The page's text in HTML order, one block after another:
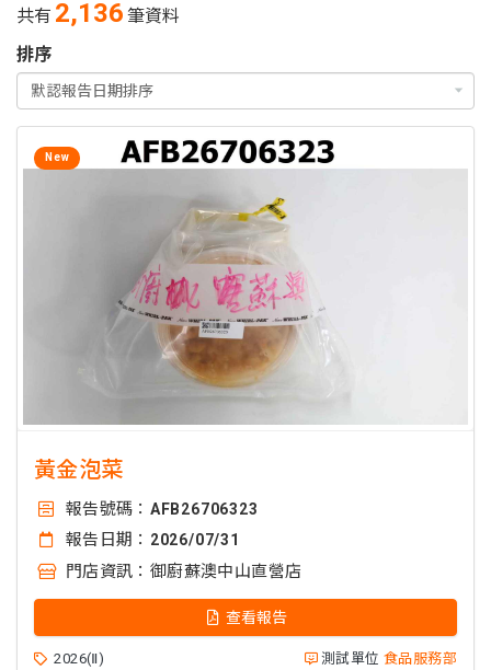
共有 2,136 筆資料
排序
New
黃金泡菜
報告號碼： AFB26706323
報告日期： 2026/07/31
門店資訊： 御廚蘇澳中山直營店
查看報告
2026(Ⅱ) 測試單位 食品服務部